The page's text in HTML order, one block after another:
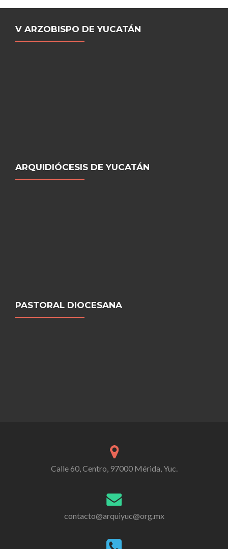
V ARZOBISPO DE YUCATÁN
ARQUIDIÓCESIS DE YUCATÁN
PASTORAL DIOCESANA
Calle 60, Centro, 97000 Mérida, Yuc.
contacto@arquiyuc@org.mx